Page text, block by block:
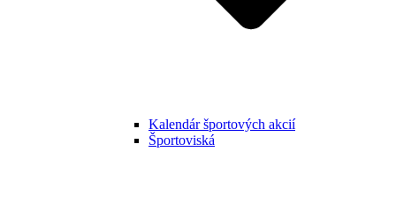
Kalendár športových akcií
Športoviská